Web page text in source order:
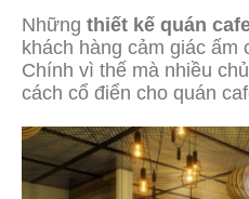
Những thiết kế quán
khách hàng cảm giác ấm
Chính vì thế mà nhiều
cách cổ điển cho quán